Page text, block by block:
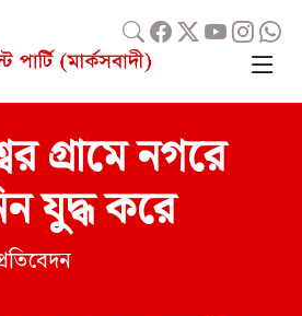
গ্রামে নগরে
যুদ্ধ করে